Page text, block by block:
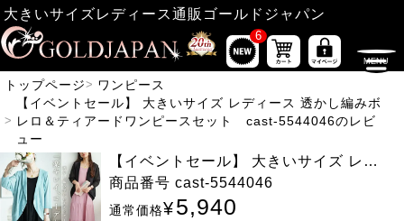
大きいサイズレディース通販ゴールドジャパン
6
トップページ
ワンピース
【イベントセール】 大きいサイズ レディース 透かし編みボ
レロ＆ティアードワンピースセット cast-5544046のレビ
ュー
【イベントセール】 大きいサイズ レデ
ィース 透かし編みボレロ＆ティアードワ
ンピースセット cast-5544046
商品番号 cast-5544046
通常価格¥5,940